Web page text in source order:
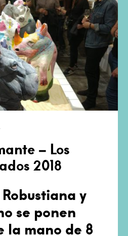
– Los
2018
y
se ponen
la mano de 8